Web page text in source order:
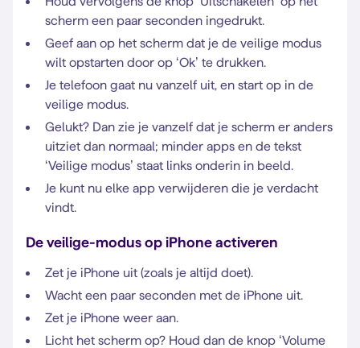
scherm een paar seconden ingedrukt.
Geef aan op het scherm dat je de veilige modus
wilt opstarten door op ‘Ok’ te drukken.
Je telefoon gaat nu vanzelf uit, en start op in de
veilige modus.
Gelukt? Dan zie je vanzelf dat je scherm er anders
uitziet dan normaal; minder apps en de tekst
‘Veilige modus’ staat links onderin in beeld.
Je kunt nu elke app verwijderen die je verdacht
vindt.
De veilige-modus op iPhone activeren
Zet je iPhone uit (zoals je altijd doet).
Wacht een paar seconden met de iPhone uit.
Zet je iPhone weer aan.
Licht het scherm op? Houd dan de knop ‘Volume